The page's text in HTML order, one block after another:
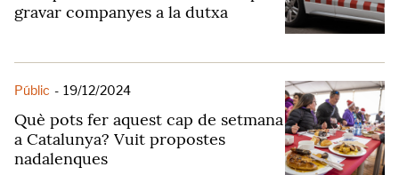
gravar companyes a la dutxa
Públic - 19/12/2024
Què pots fer aquest cap de setmana
a Catalunya? Vuit propostes
nadalenques